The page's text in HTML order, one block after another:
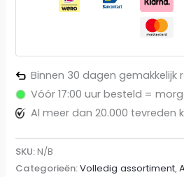
Binnen 30 dagen gemakkelijk
Vóór 17:00 uur besteld =
Al meer dan 20.000 tevreden
SKU:N/B
Categorieën:Volledig assortiment,